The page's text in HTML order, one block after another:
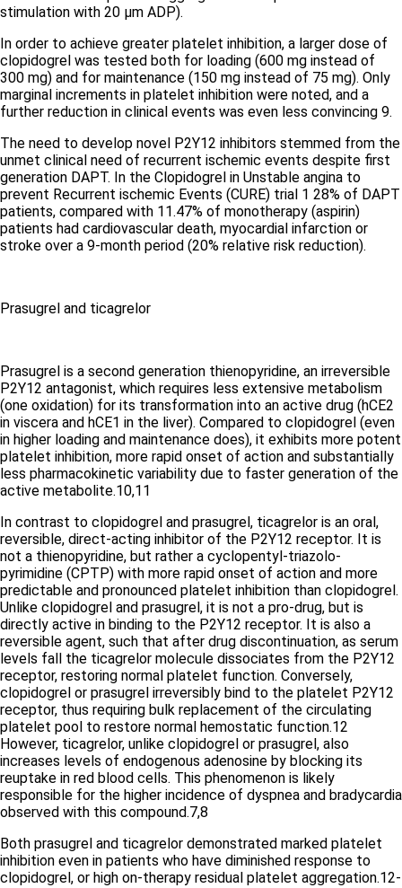
stimulation with 20 µm ADP).
In order to achieve greater platelet inhibition, a larger dose of
clopidogrel was tested both for loading (600 mg instead of
300 mg) and for maintenance (150 mg instead of 75 mg). Only
marginal increments in platelet inhibition were noted, and a
further reduction in clinical events was even less convincing 9.
The need to develop novel P2Y12 inhibitors stemmed from the
unmet clinical need of recurrent ischemic events despite first
generation DAPT. In the Clopidogrel in Unstable angina to
prevent Recurrent ischemic Events (CURE) trial 1 28% of DAPT
patients, compared with 11.47% of monotherapy (aspirin)
patients had cardiovascular death, myocardial infarction or
stroke over a 9-month period (20% relative risk reduction).
Prasugrel and ticagrelor
Prasugrel is a second generation thienopyridine, an irreversible
P2Y12 antagonist, which requires less extensive metabolism
(one oxidation) for its transformation into an active drug (hCE2
in viscera and hCE1 in the liver). Compared to clopidogrel (even
in higher loading and maintenance does), it exhibits more potent
platelet inhibition, more rapid onset of action and substantially
less pharmacokinetic variability due to faster generation of the
active metabolite.10,11
In contrast to clopidogrel and prasugrel, ticagrelor is an oral,
reversible, direct-acting inhibitor of the P2Y12 receptor. It is
not a thienopyridine, but rather a cyclopentyl-triazolo-
pyrimidine (CPTP) with more rapid onset of action and more
predictable and pronounced platelet inhibition than clopidogrel.
Unlike clopidogrel and prasugrel, it is not a pro-drug, but is
directly active in binding to the P2Y12 receptor. It is also a
reversible agent, such that after drug discontinuation, as serum
levels fall the ticagrelor molecule dissociates from the P2Y12
receptor, restoring normal platelet function. Conversely,
clopidogrel or prasugrel irreversibly bind to the platelet P2Y12
receptor, thus requiring bulk replacement of the circulating
platelet pool to restore normal hemostatic function.12
However, ticagrelor, unlike clopidogrel or prasugrel, also
increases levels of endogenous adenosine by blocking its
reuptake in red blood cells. This phenomenon is likely
responsible for the higher incidence of dyspnea and bradycardia
observed with this compound.7,8
Both prasugrel and ticagrelor demonstrated marked platelet
inhibition even in patients who have diminished response to
clopidogrel, or high on-therapy residual platelet aggregation.12-